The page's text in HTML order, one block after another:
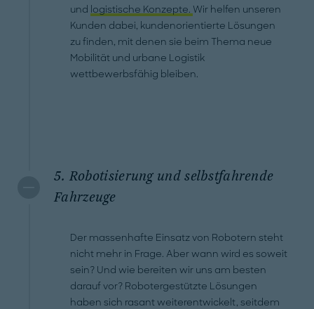
und logistische Konzepte. Wir helfen unseren
Kunden dabei, kundenorientierte Lösungen
zu finden, mit denen sie beim Thema neue
Mobilität und urbane Logistik
wettbewerbsfähig bleiben.
5. Robotisierung und selbstfahrende
Fahrzeuge
Der massenhafte Einsatz von Robotern steht
nicht mehr in Frage. Aber wann wird es soweit
sein? Und wie bereiten wir uns am besten
darauf vor? Robotergestützte Lösungen
haben sich rasant weiterentwickelt, seitdem